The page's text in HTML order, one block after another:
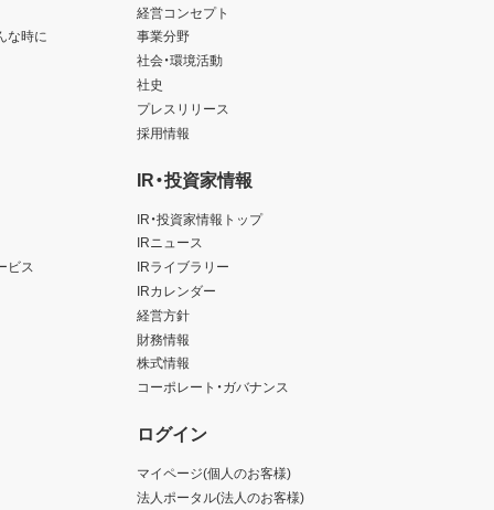
な時に
ビス
経営コンセプト
事業分野
社会・環境活動
社史
プレスリリース
採用情報
IR・投資家情報
IR・投資家情報トップ
IRニュース
IRライブラリー
IRカレンダー
経営方針
財務情報
株式情報
コーポレート・ガバナンス
ログイン
マイページ(個人のお客様)
法人ポータル(法人のお客様)